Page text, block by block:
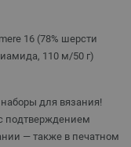
16 (78% шерсти
110 м/50 г)
для вязания!
подтверждением
— также в печатном